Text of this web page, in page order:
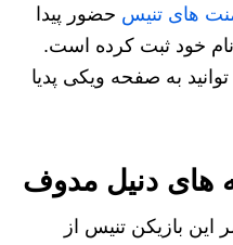
های تنیس حضور پیدا
نام خود ثبت کرده است.
به صفحه ویکی پدیا
های دنیل مدوف
این بازیکن تنیس از